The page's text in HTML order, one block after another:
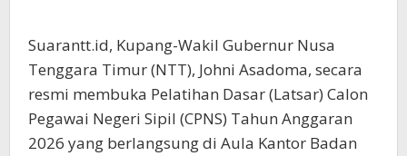
Suarantt.id, Kupang-Wakil Gubernur Nusa
Tenggara Timur (NTT), Johni Asadoma, secara
resmi membuka Pelatihan Dasar (Latsar) Calon
Pegawai Negeri Sipil (CPNS) Tahun Anggaran
2026 yang berlangsung di Aula Kantor Badan